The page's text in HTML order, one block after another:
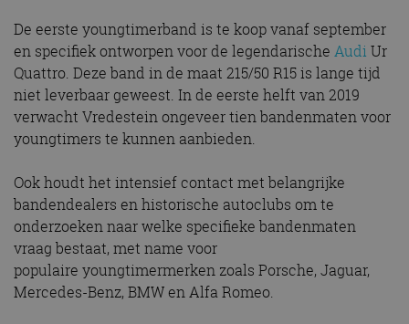
De eerste youngtimerband is te koop vanaf september
en specifiek ontworpen voor de legendarische Audi Ur
Quattro. Deze band in de maat 215/50 R15 is lange tijd
niet leverbaar geweest. In de eerste helft van 2019
verwacht Vredestein ongeveer tien bandenmaten voor
youngtimers te kunnen aanbieden.
Ook houdt het intensief contact met belangrijke
bandendealers en historische autoclubs om te
onderzoeken naar welke specifieke bandenmaten
vraag bestaat, met name voor
populaire youngtimermerken zoals Porsche, Jaguar,
Mercedes-Benz, BMW en Alfa Romeo.